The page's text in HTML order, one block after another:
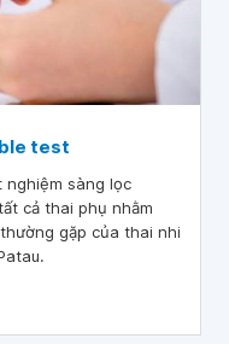
test
sàng lọc
cả thai phụ nhằm
gặp của thai nhi